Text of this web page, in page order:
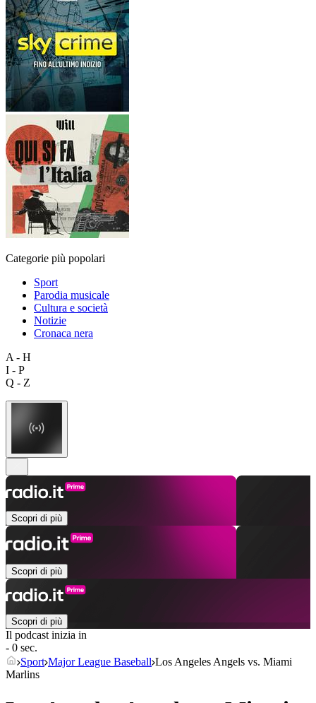
Categorie più popolari
Sport
Parodia musicale
Cultura e società
Notizie
Cronaca nera
A - H
I - P
Q - Z
Scopri di più
Scopri di più
Scopri di più
Il podcast inizia in
- 0 sec.
Sport Major League Baseball Los Angeles Angels vs. Miami
Marlins